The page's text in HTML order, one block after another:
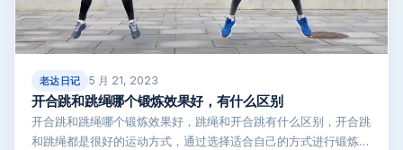
老达日记 5 月 21, 2023
开合跳和跳绳哪个锻炼效果好，有什么区别
开合跳和跳绳哪个锻炼效果好，跳绳和开合跳有什么区别，开合跳
和跳绳都是很好的运动方式，通过选择适合自己的方式进行锻炼，